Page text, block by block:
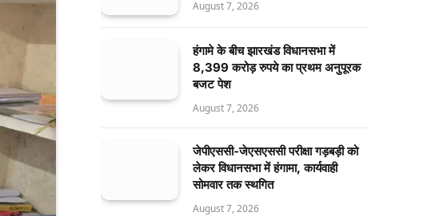
August 7, 2026
हंगामे के बीच झारखंड विधानसभा में
8,399 करोड़ रुपये का प्रथम अनुपूरक
बजट पेश
August 7, 2026
जेपीएससी-जेएसएससी परीक्षा गड़बड़ी को
लेकर विधानसभा में हंगामा, कार्यवाही
सोमवार तक स्थगित
August 7, 2026